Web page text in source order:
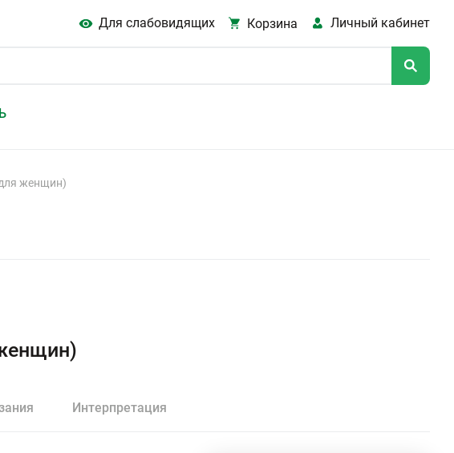
Для слабовидящих Корзина Личный кабинет
женщин)
Интерпретация